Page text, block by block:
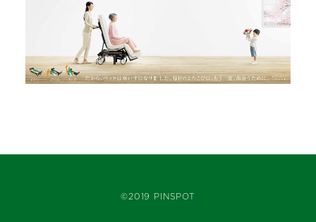
©2019 PINSPOT